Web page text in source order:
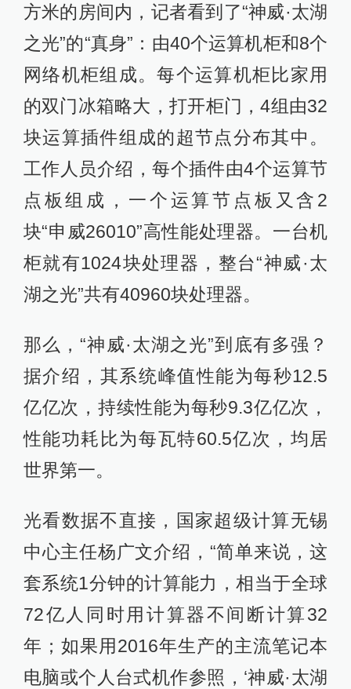
方米的房间内，记者看到了“神威·太湖
之光”的“真身”：由40个运算机柜和8个
网络机柜组成。每个运算机柜比家用
的双门冰箱略大，打开柜门，4组由32
块运算插件组成的超节点分布其中。
工作人员介绍，每个插件由4个运算节
点板组成，一个运算节点板又含2
块“申威26010”高性能处理器。一台机
柜就有1024块处理器，整台“神威·太
湖之光”共有40960块处理器。
那么，“神威·太湖之光”到底有多强？
据介绍，其系统峰值性能为每秒12.5
亿亿次，持续性能为每秒9.3亿亿次，
性能功耗比为每瓦特60.5亿次，均居
世界第一。
光看数据不直接，国家超级计算无锡
中心主任杨广文介绍，“简单来说，这
套系统1分钟的计算能力，相当于全球
72亿人同时用计算器不间断计算32
年；如果用2016年生产的主流笔记本
电脑或个人台式机作参照，‘神威·太湖